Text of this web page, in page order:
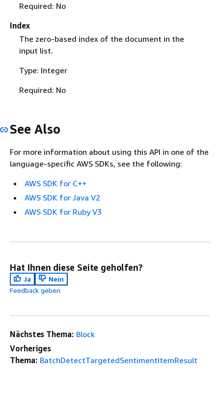
Required: No
Index
The zero-based index of the document in the
input list.
Type: Integer
Required: No
See Also
For more information about using this API in one of the
language-specific AWS SDKs, see the following:
AWS SDK for C++
AWS SDK for Java V2
AWS SDK for Ruby V3
Hat Ihnen diese Seite geholfen?
Ja
Nein
Feedback geben
Nächstes Thema: Block
Vorheriges
Thema: BatchDetectTargetedSentimentItemResult